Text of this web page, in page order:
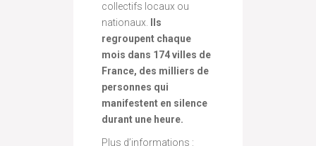
collectifs locaux ou
nationaux.
Ils
regroupent chaque
mois dans 174 villes de
France, des milliers de
personnes qui
manifestent en silence
durant une heure.
Plus d’informations :